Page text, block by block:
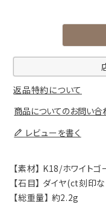
返品特約について
商品についてのお問い合
レビューを書く
【素材】 K18/ホワイトゴ
【石目】 ダイヤ(ct刻印
【総重量】 約2.2g